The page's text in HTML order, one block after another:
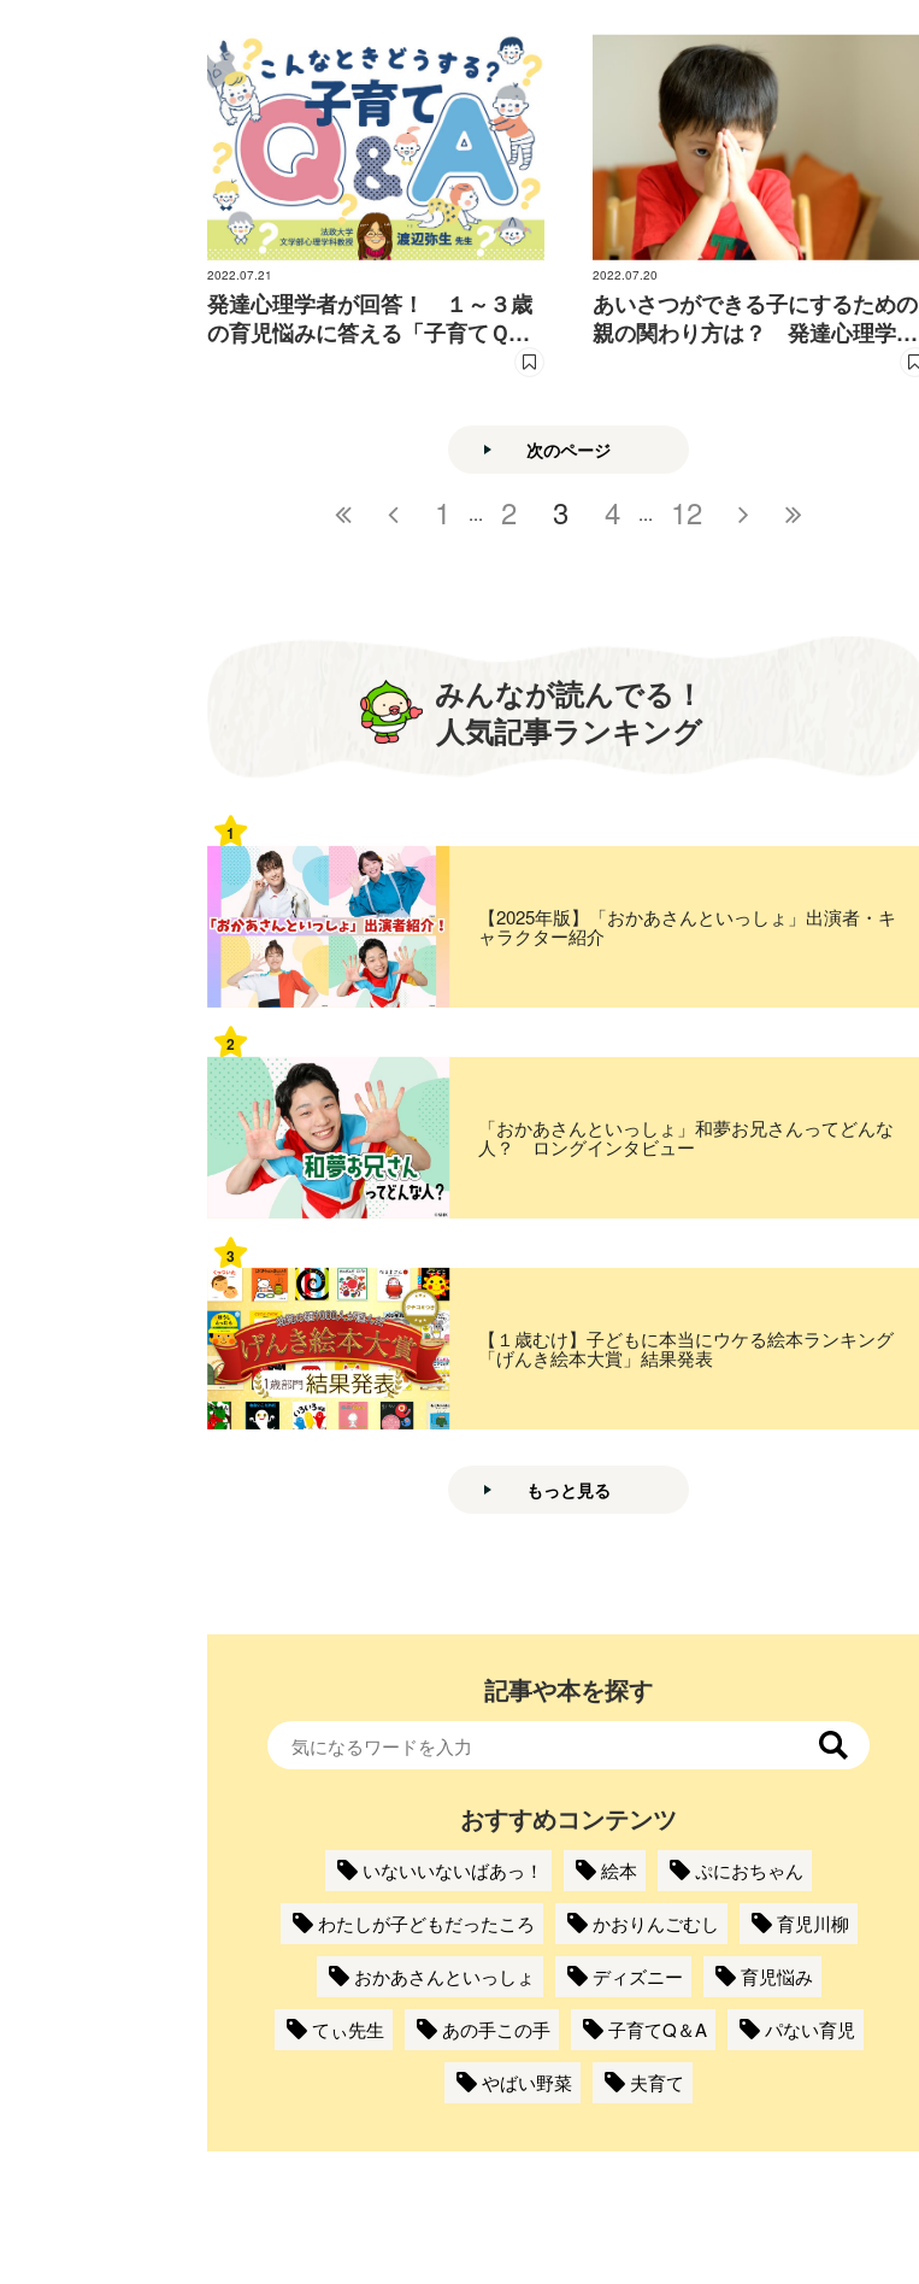
2022.07.21
発達心理学者が回答！ １～３歳
の育児悩みに答える「子育てＱ＆
2022.07.20
あいさつができる子にするための
親の関わり方は？ 発達心理学教
次のページ
1 ... 2 3 4 ... 12
みんなが読んでる！
人気記事ランキング
1
【2025年版】「おかあさんといっしょ」出演者・キ
ャラクター紹介
2
「おかあさんといっしょ」和夢お兄さんってどんな
人？ ロングインタビュー
3
【１歳むけ】子どもに本当にウケる絵本ランキング
「げんき絵本大賞」結果発表
もっと見る
記事や本を探す
おすすめコンテンツ
いないいないばあっ！ 絵本 ぷにおちゃん
わたしが子どもだったころ かおりんごむし 育児川柳
おかあさんといっしょ ディズニー 育児悩み
てぃ先生 あの手この手 子育てQ＆A パない育児
やばい野菜 夫育て